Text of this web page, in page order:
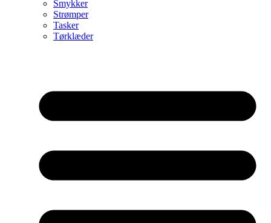
Smykker
Strømper
Tasker
Tørklæder